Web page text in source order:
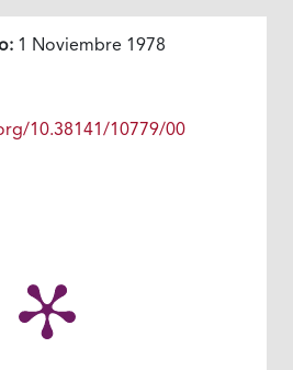
1 Noviembre 1978
10.38141/10779/00